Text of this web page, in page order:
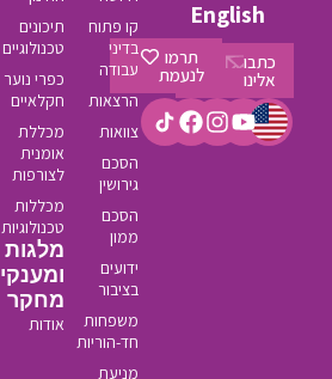
English
כתבו
אלינו
תרמו
לנעמת
קו פתוח
בדיני
עבודה
הרצאות
צוואות
הסכם
גירושין
הסכם
ממון
ידועים
בציבור
משפחות
חד-הוריות
מניעת
תיכונים
טכנולוגיים
כפרי נוער
חקלאיים
מכללת
אומנית
לצורפות
מכללות
טכנולוגיות
מלגות
ומענקי
מחקר
אודות